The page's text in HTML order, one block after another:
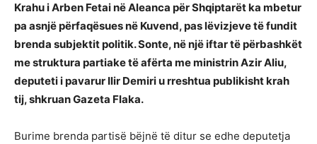
Krahu i Arben Fetai në Aleanca për Shqiptarët ka mbetur
pa asnjë përfaqësues në Kuvend, pas lëvizjeve të fundit
brenda subjektit politik. Sonte, në një iftar të përbashkët
me struktura partiake të afërta me ministrin Azir Aliu,
deputeti i pavarur Ilir Demiri u rreshtua publikisht krah
tij, shkruan Gazeta Flaka.
Burime brenda partisë bëjnë të ditur se edhe deputetja